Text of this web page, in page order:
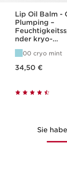
Lip Oil Balm -
Plumping –
nder kryo-
Lippenbalsam
00 cryo mint
34,50 €
Sie